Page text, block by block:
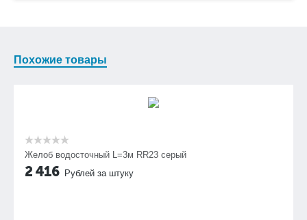
Похожие товары
Желоб водосточный L=3м RR23 серый
2 416 Рублей за штуку